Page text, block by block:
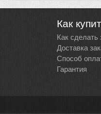
Как
Как сделать
Доставка
Способ
Гарантия